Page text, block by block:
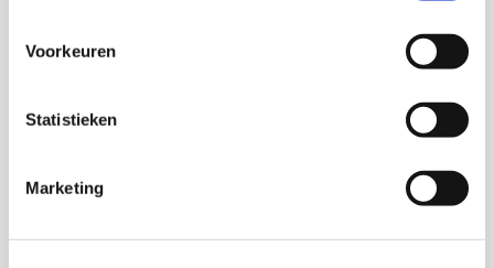
Voorkeuren
Statistieken
Marketing